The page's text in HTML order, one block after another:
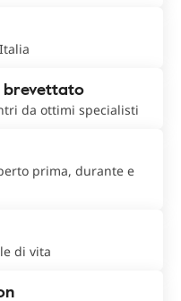
da ottimi specialisti
prima, durante e
di vita